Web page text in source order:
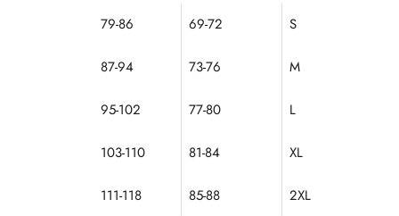
79-86 69-72 S
87-94 73-76 M
95-102 77-80 L
103-110 81-84 XL
111-118 85-88
2XL